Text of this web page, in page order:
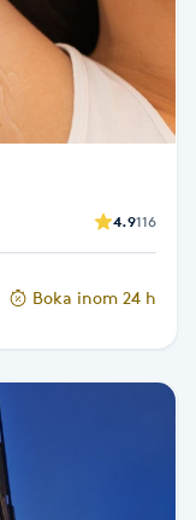
4.9116
Boka inom 24 h